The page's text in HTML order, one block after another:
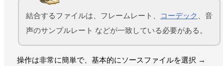
結合するファイルは、フレームレート、 コーデック
、音
声のサンプルレート などが一致している必要がある。
操作は非常に簡単で、基本的にソースファイルを選択 →